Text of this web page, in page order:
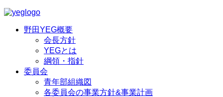
野田YEG概要
会長方針
YEGとは
綱領・指針
委員会
青年部組織図
各委員会の事業方針&事業計画